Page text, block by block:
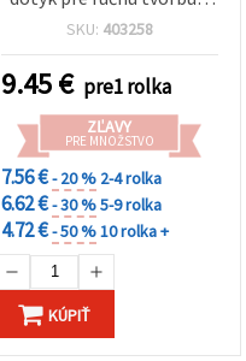
macramé
SKU: 403258
9.45€ pre1 rolka
ZĽAVY
PRE MNOŽSTVO
7.56 €- 20 % 2-4 rolka
6.62 €- 30 %5-9 rolka
4.72 €- 50 %10 rolka +
KÚPIŤ